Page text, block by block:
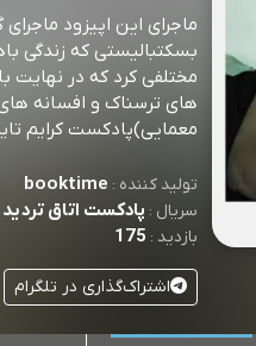
ماجرای این اپیزود
بسکتبالیستی که زندگی
مختلفی کرد که در
های ترسناک و افسانه
معمایی)پادکست کرایم
تولید کننده : booktime
سریال : پادکست اتاق تردید
بازدید : 175
اشتراک‌گذاری در تلگرام